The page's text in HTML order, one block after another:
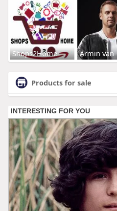
Shops2Home Armin van
Products for sale